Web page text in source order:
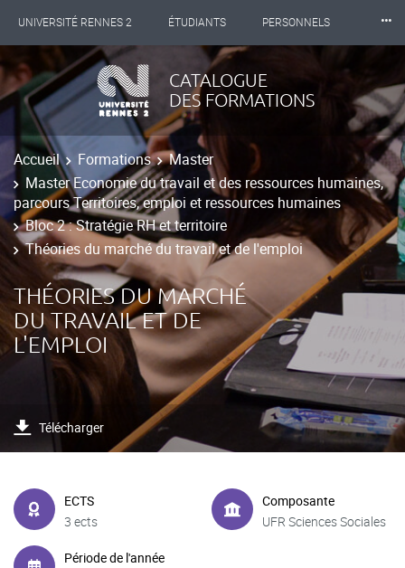
UNIVERSITÉ RENNES 2 ÉTUDIANTS PERSONNELS
INTERNATIONAL PROFESSIONNELS
LES NOUVELLES DE RENNES 2
⸱⸱⸱
CATALOGUE
DES FORMATIONS
Accueil Formations
Master
Master Economie du travail et des ressources humaines,
parcours Territoires, emploi et ressources humaines
Bloc 2 : Stratégie RH et territoire
Théories du marché du travail et de l'emploi
THÉORIES DU MARCHÉ
DU TRAVAIL ET DE
L'EMPLOI
Télécharger
ECTS
3 ects
Composante
UFR Sciences Sociales
Période de l'année